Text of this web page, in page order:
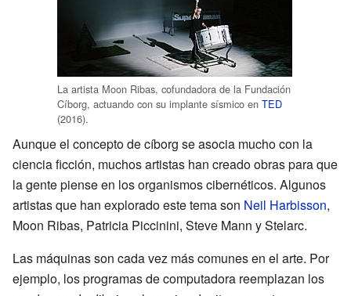
La artista Moon Ribas, cofundadora de la Fundación
Cíborg, actuando con su implante sísmico en TED
(2016).
Aunque el concepto de cíborg se asocia mucho con la
ciencia ficción, muchos artistas han creado obras para que
la gente piense en los organismos cibernéticos. Algunos
artistas que han explorado este tema son Neil Harbisson,
Moon Ribas, Patricia Piccinini, Steve Mann y Stelarc.
Las máquinas son cada vez más comunes en el arte. Por
ejemplo, los programas de computadora reemplazan los